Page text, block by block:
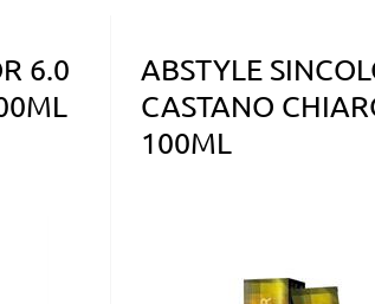
6.0
ABSTYLE
CASTANO
100ML